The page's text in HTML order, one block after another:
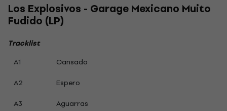
Los Explosivos - Garage Mexicano Muito
Fudido (LP)
Tracklist
A1
Cansado
A2
Espero
A3
Aguarras